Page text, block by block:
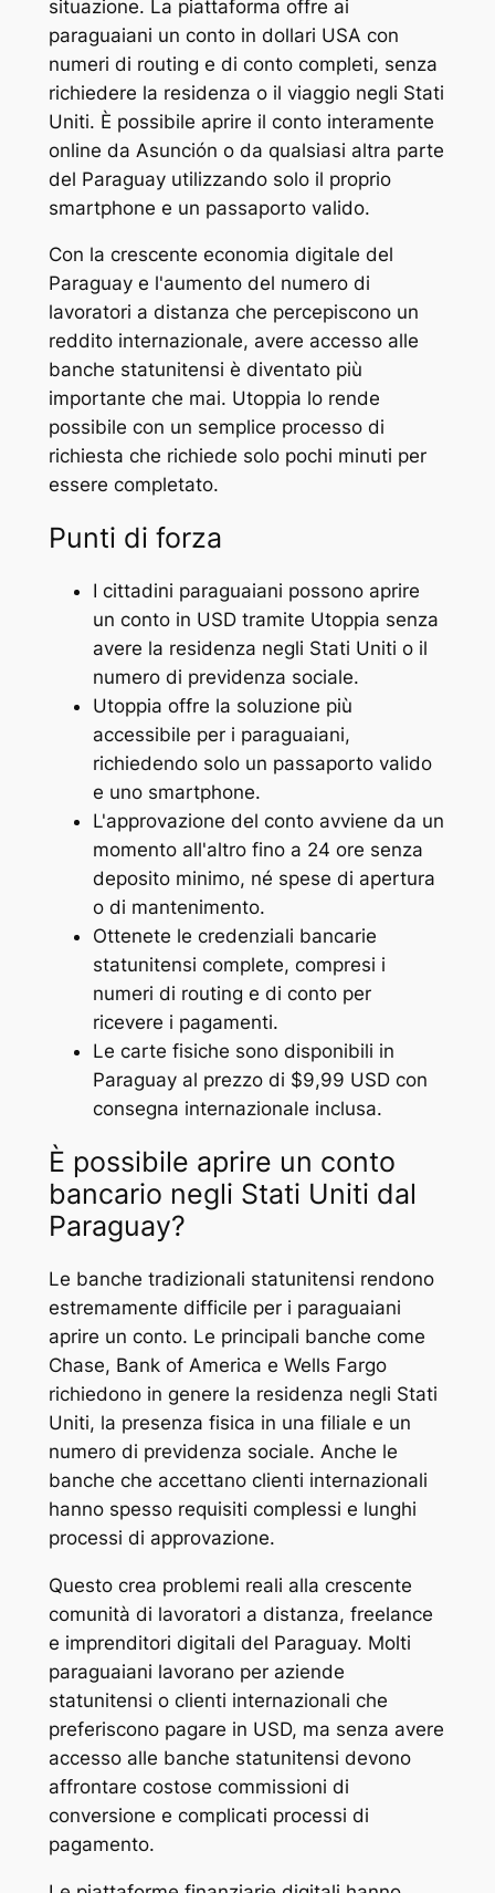
situazione. La piattaforma offre ai
paraguaiani un conto in dollari USA con
numeri di routing e di conto completi, senza
richiedere la residenza o il viaggio negli Stati
Uniti. È possibile aprire il conto interamente
online da Asunción o da qualsiasi altra parte
del Paraguay utilizzando solo il proprio
smartphone e un passaporto valido.
Con la crescente economia digitale del
Paraguay e l'aumento del numero di
lavoratori a distanza che percepiscono un
reddito internazionale, avere accesso alle
banche statunitensi è diventato più
importante che mai. Utoppia lo rende
possibile con un semplice processo di
richiesta che richiede solo pochi minuti per
essere completato.
Punti di forza
I cittadini paraguaiani possono aprire
un conto in USD tramite Utoppia senza
avere la residenza negli Stati Uniti o il
numero di previdenza sociale.
Utoppia offre la soluzione più
accessibile per i paraguaiani,
richiedendo solo un passaporto valido
e uno smartphone.
L'approvazione del conto avviene da un
momento all'altro fino a 24 ore senza
deposito minimo, né spese di apertura
o di mantenimento.
Ottenete le credenziali bancarie
statunitensi complete, compresi i
numeri di routing e di conto per
ricevere i pagamenti.
Le carte fisiche sono disponibili in
Paraguay al prezzo di $9,99 USD con
consegna internazionale inclusa.
È possibile aprire un conto
bancario negli Stati Uniti dal
Paraguay?
Le banche tradizionali statunitensi rendono
estremamente difficile per i paraguaiani
aprire un conto. Le principali banche come
Chase, Bank of America e Wells Fargo
richiedono in genere la residenza negli Stati
Uniti, la presenza fisica in una filiale e un
numero di previdenza sociale. Anche le
banche che accettano clienti internazionali
hanno spesso requisiti complessi e lunghi
processi di approvazione.
Questo crea problemi reali alla crescente
comunità di lavoratori a distanza, freelance
e imprenditori digitali del Paraguay. Molti
paraguaiani lavorano per aziende
statunitensi o clienti internazionali che
preferiscono pagare in USD, ma senza avere
accesso alle banche statunitensi devono
affrontare costose commissioni di
conversione e complicati processi di
pagamento.